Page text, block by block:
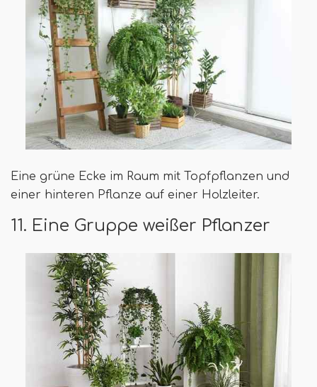
Eine grüne Ecke im Raum mit Topfpflanzen und
einer hinteren Pflanze auf einer Holzleiter.
11. Eine Gruppe weißer Pflanzer